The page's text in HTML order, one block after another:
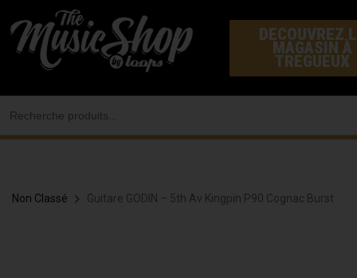
au
contenu
DECOUVREZ
MAGASIN À
TREGUEUX
Non Classé Guitare GODIN – 5th Av Kingpin P90 Cognac Burst